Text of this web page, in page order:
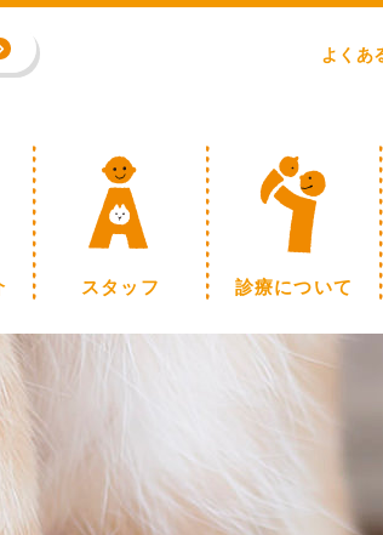
よくあ
スタッフ 診療について